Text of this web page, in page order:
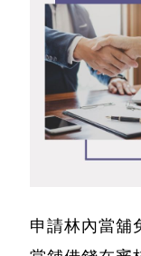
申請林內當舖